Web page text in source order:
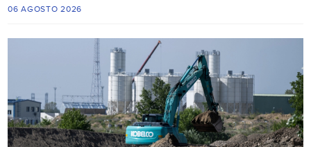
06 AGOSTO 2026